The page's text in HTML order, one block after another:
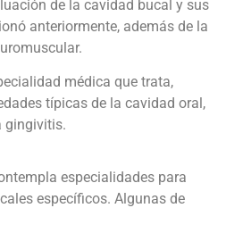
de la cavidad bucal y sus
anteriormente, además de la
médica que trata,
típicas de la cavidad oral,
gingivitis.
especialidades para
específicos. Algunas de